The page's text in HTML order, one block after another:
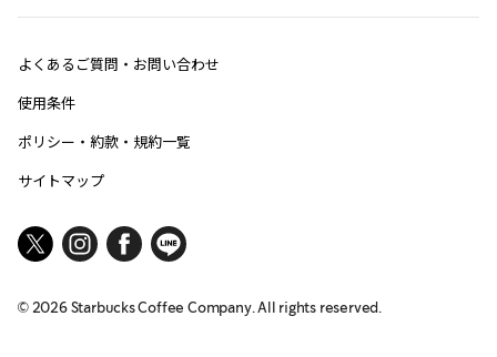
よくあるご質問・お問い合わせ
使用条件
ポリシー・約款・規約一覧
サイトマップ
© 2026Starbucks Coffee Company. All rights reserved.